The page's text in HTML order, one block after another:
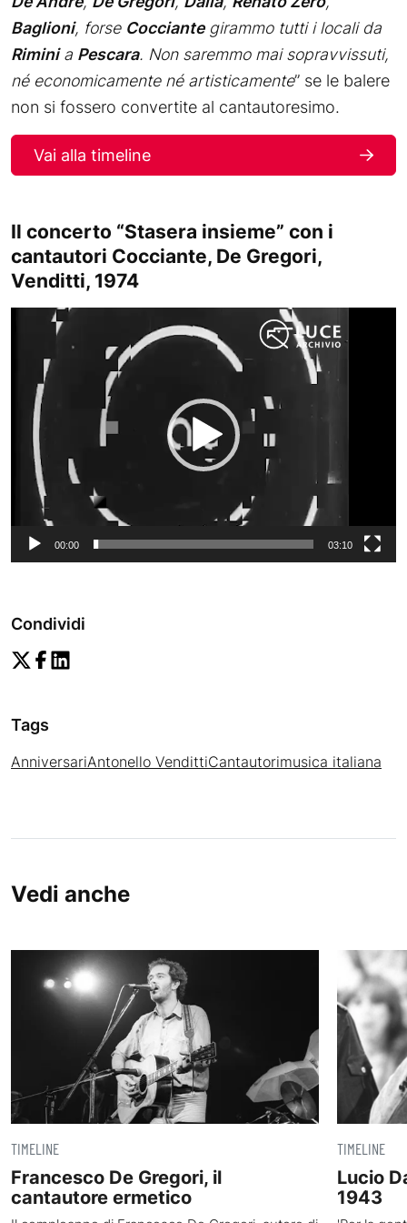
Baglioni, forse Cocciantegirammo tutti i locali da
Riminia Pescara. Non saremmo mai sopravvissuti,
né economicamente né artisticamente” se le balere
non si fossero convertite al cantautoresimo.
Vai alla timeline
Il concerto “Stasera insieme” con i
cantautori Cocciante, De Gregori,
Venditti, 1974
Video
00:00 03:10
Condividi
Tags
AnniversariAntonello VendittiCantautorimusica italiana
Vedi anche
TIMELINE
Francesco De Gregori, il
cantautore ermetico
TIMELINE
Lucio
1943